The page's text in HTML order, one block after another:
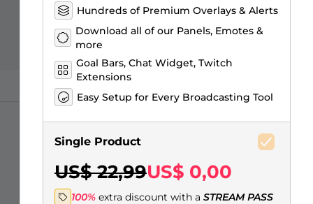
Hundreds of Premium Overlays & Alerts
Download all of our Panels, Emotes &
more
Goal Bars, Chat Widget, Twitch
Extensions
Easy Setup for Every Broadcasting Tool
Single Product
US$ 22,99US$ 0,00
100% extra discount with a STREAM PASS